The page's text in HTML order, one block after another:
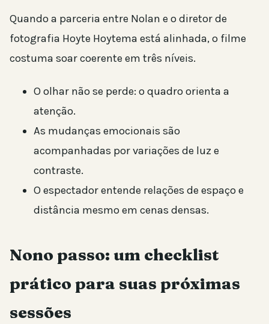
Quando a parceria entre Nolan e o diretor de
fotografia Hoyte Hoytema está alinhada, o filme
costuma soar coerente em três níveis.
O olhar não se perde: o quadro orienta a
atenção.
As mudanças emocionais são
acompanhadas por variações de luz e
contraste.
O espectador entende relações de espaço e
distância mesmo em cenas densas.
Nono passo: um checklist
prático para suas próximas
sessões